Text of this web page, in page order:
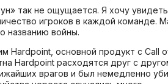
так не ощущается. Я хочу
игроков в каждой команде.
названию войны.
Hardpoint, основной продукт с Call
Hardpoint расходятся друг с
врагов и был немедленно